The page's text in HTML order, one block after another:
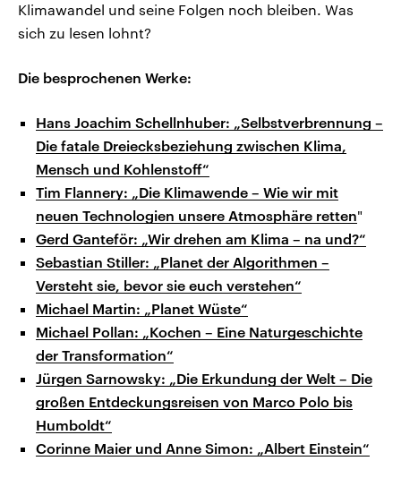
Klimawandel und seine Folgen noch bleiben. Was
sich zu lesen lohnt?
Die besprochenen Werke:
Hans Joachim Schellnhuber: „Selbstverbrennung –
Die fatale Dreiecksbeziehung zwischen Klima,
Mensch und Kohlenstoff“
Tim Flannery: „Die Klimawende – Wie wir mit
neuen Technologien unsere Atmosphäre retten"
Gerd Ganteför: „Wir drehen am Klima – na und?“
Sebastian Stiller: „Planet der Algorithmen –
Versteht sie, bevor sie euch verstehen“
Michael Martin: „Planet Wüste“
Michael Pollan: „Kochen – Eine Naturgeschichte
der Transformation“
Jürgen Sarnowsky: „Die Erkundung der Welt – Die
großen Entdeckungsreisen von Marco Polo bis
Humboldt“
Corinne Maier und Anne Simon: „Albert Einstein“